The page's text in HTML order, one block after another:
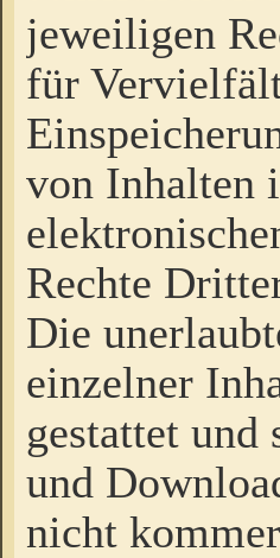
jeweiligen
für
von Inhalten
Rechte
Die
einzelner
gestattet
und
nicht